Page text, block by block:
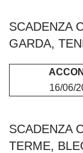
SCADENZA
GARDA,
16/06/
SCADENZA
TERME,